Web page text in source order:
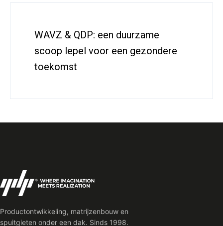
WAVZ & QDP: een duurzame
scoop lepel voor een gezondere
toekomst
Productontwikkeling, matrijzenbouw en
spuitgieten onder een dak. Sinds 1998.